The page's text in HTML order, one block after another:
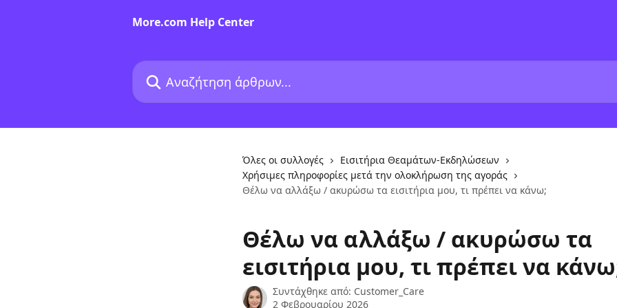
More.com Help Center
Αναζήτηση άρθρων...
Όλες οι συλλογές
Εισιτήρια Θεαμάτων-Εκδηλώσεων
Χρήσιμες πληροφορίες μετά την ολοκλήρωση της αγοράς
Θέλω να αλλάξω / ακυρώσω τα εισιτήρια μου, τι πρέπει να κάνω;
Θέλω να αλλάξω / ακυρώσω τα
εισιτήρια μου, τι πρέπει να
Συντάχθηκε από: Customer_Care
2 Φεβρουαρίου 2026